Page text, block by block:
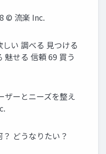
© 流楽 Inc.
い 調べる 見つける
魅せる 信頼 69 買う
ザーとニーズを整え
どうなりたい？